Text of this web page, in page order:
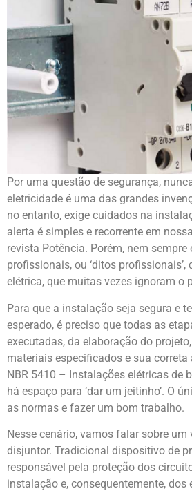
Por uma questão de segurança,
eletricidade é uma das grandes
no entanto, exige cuidados na
alerta é simples e recorrente em
revista Potência. Porém, nem sempre
profissionais, ou ‘ditos
elétrica, que muitas vezes ignoram o
Para que a instalação seja segura e
esperado, é preciso que todas as
executadas, da elaboração do
materiais especificados e sua
NBR 5410 – Instalações elétricas de
há espaço para ‘dar um jeitinho’. O
as normas e fazer um bom trabalho.
Nesse cenário, vamos falar sobre um
disjuntor. Tradicional dispositivo de
responsável pela proteção dos
instalação e, consequentemente, dos